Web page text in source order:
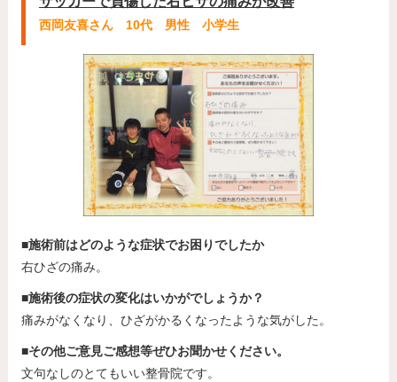
西岡友喜さん 10代 男性 小学生
■施術前はどのような症状でお困りでしたか
右ひざの痛み。
■施術後の症状の変化はいかがでしょうか？
痛みがなくなり、ひざがかるくなったような気がした。
■その他ご意見ご感想等ぜひお聞かせください。
文句なしのとてもいい整骨院です。